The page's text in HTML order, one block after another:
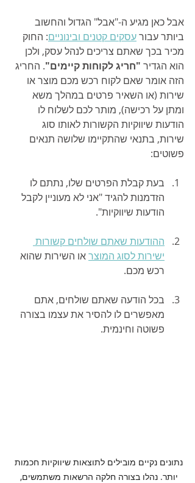
אבל כאן מגיע ה-"אבל" הגדול והחשוב
ביותר עבור עסקים קטנים ובינוניים: החוק
מכיר בכך שאתם צריכים לנהל עסק, ולכן
הוא הגדיר "חריג לקוחות קיימים". החריג
הזה אומר שאם לקוח רכש מכם מוצר או
שירות (או השאיר פרטים במהלך משא
ומתן על רכישה), מותר לכם לשלוח לו
הודעות שיווקיות הקשורות לאותו סוג
שירות, בתנאי שהתקיימו שלושה תנאים
פשוטים:
בעת קבלת הפרטים שלו, נתתם לו
הזדמנות להגיד "אני לא מעוניין לקבל
הודעות שיווקיות".
ההודעות שאתם שולחים קשורות
ישירות לסוג המוצר או השירות שהוא
רכש מכם.
בכל הודעה שאתם שולחים, אתם
מאפשרים לו להסיר את עצמו בצורה
פשוטה וחינמית.
נתונים נקיים מובילים לתוצאות שיווקיות חכמות
יותר. נהלו בצורה חלקה הרשאות משתמשים,